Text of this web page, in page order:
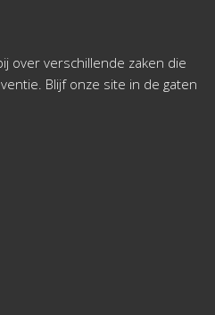
over verschillende zaken die
Blijf onze site in de gaten